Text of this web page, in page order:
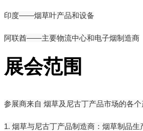
印度——烟草叶产品和设备
阿联酋——主要物流中心和电子烟制造商
展会范围
参展商来自 烟草及尼古丁产品市场的各个
1. 烟草与尼古丁产品制造商：烟草制品